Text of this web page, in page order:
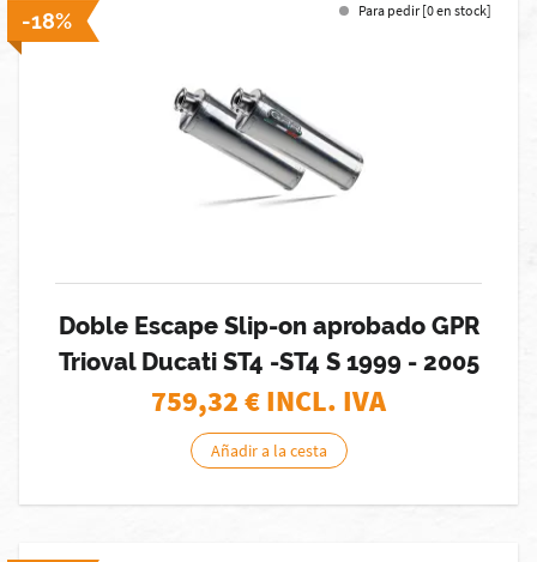
-18% Para pedir [0 en stock]
Doble Escape Slip-on aprobado GPR
Trioval Ducati ST4 -ST4 S 1999 - 2005
759,32€ INCL. IVA
Añadir a la cesta